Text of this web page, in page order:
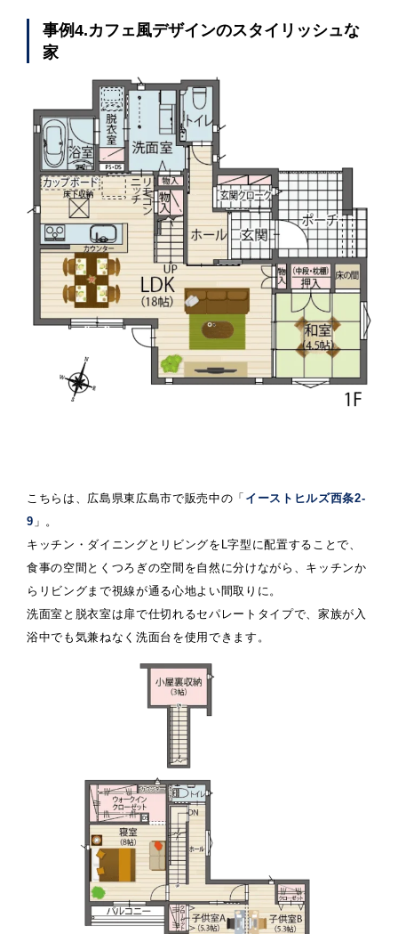
事例4.カフェ風デザインのスタイリッシュな
家
こちらは、広島県東広島市で販売中の「 イーストヒルズ西条2-
9 」。
キッチン・ダイニングとリビングをL字型に配置することで、
食事の空間とくつろぎの空間を自然に分けながら、キッチンか
らリビングまで視線が通る心地よい間取りに。
洗面室と脱衣室は扉で仕切れるセパレートタイプで、家族が入
浴中でも気兼ねなく洗面台を使用できます。